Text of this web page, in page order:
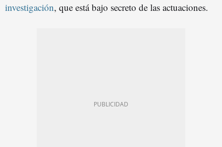
investigación, que está bajo secreto de las actuaciones.